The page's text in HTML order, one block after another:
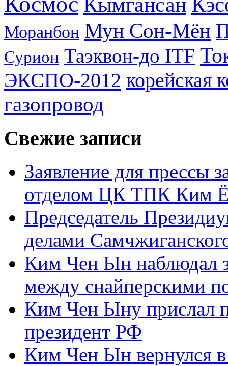
Моранбон Мун Сон-Мён
Сурион Таэквон-до ITF
ЭКСПО-2012 корейская
газопровод
Свежие записи
Заявление для прессы
отделом ЦК ТПК Ким
Председатель
делами
Ким Чен Ын наблюдал
между снайперскими
Ким Чен Ыну прислал
президент РФ
Ким Чен Ын вернулся